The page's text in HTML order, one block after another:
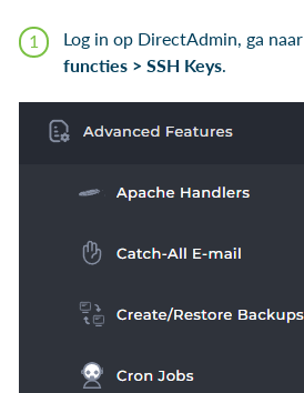
Log in op DirectAdmin, ga naar
functies > SSH Keys